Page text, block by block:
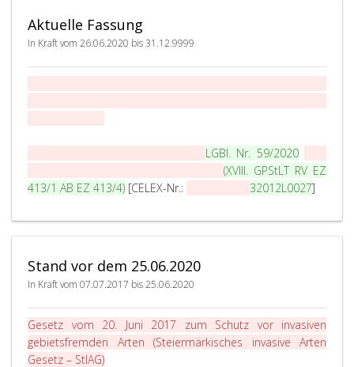
Aktuelle Fassung
In Kraft vom 26.06.2020 bis 31.12.9999
LGBl. Nr. 59/2020
(XVIII. GPStLT RV EZ
413/1 AB EZ 413/4) [CELEX-Nr.: 32012L0027]
Stand vor dem 25.06.2020
In Kraft vom 07.07.2017 bis 25.06.2020
Gesetz vom 20. Juni 2017 zum Schutz vor invasiven
gebietsfremden Arten (Steiermärkisches invasive Arten
Gesetz – StIAG)